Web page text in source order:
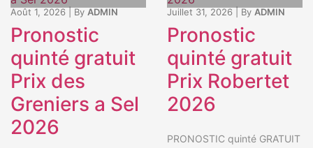
Août 1, 2026 By ADMIN
Pronostic
quinté gratuit
Prix des
Greniers a Sel
2026
Juillet 31, 2026 By ADMIN
Pronostic
quinté gratuit
Prix Robertet
2026
PRONOSTIC quinté GRATUIT